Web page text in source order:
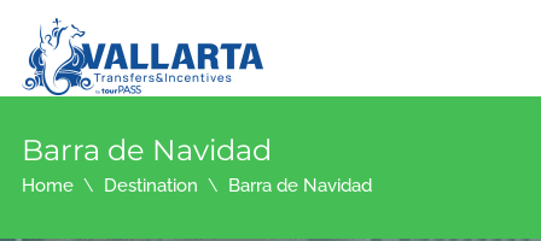
Barra de Navidad
Home Destination Barra de Navidad